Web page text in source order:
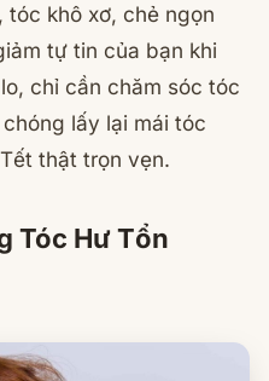
tóc khô xơ, chẻ ngọn
tự tin của bạn khi
chỉ cần chăm sóc tóc
lấy lại mái tóc
thật trọn vẹn.
Tóc Hư Tổn